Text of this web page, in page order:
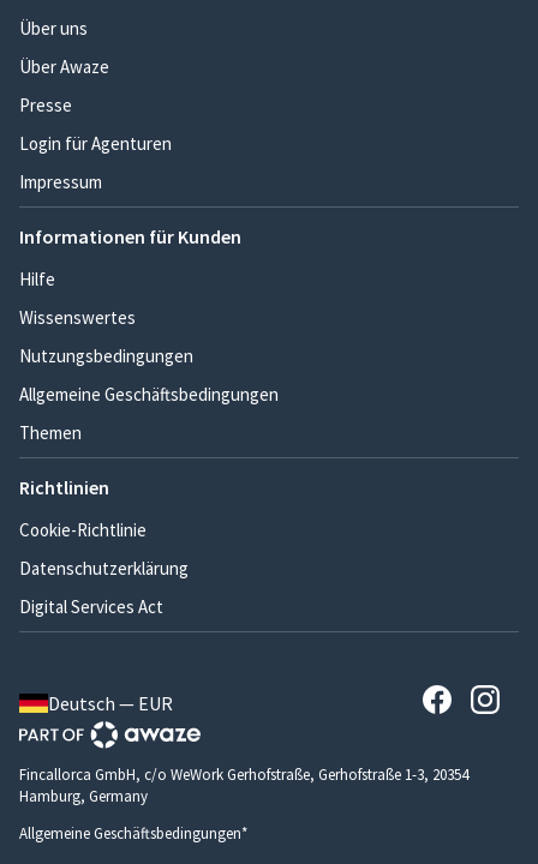
Über uns
Über Awaze
Presse
Login für Agenturen
Impressum
Informationen für Kunden
Hilfe
Wissenswertes
Nutzungsbedingungen
Allgemeine Geschäftsbedingungen
Themen
Richtlinien
Cookie-Richtlinie
Datenschutzerklärung
Digital Services Act
Deutsch — EUR
Fincallorca GmbH, c/o WeWork Gerhofstraße, Gerhofstraße 1-3, 20354
Hamburg, Germany
Allgemeine Geschäftsbedingungen*